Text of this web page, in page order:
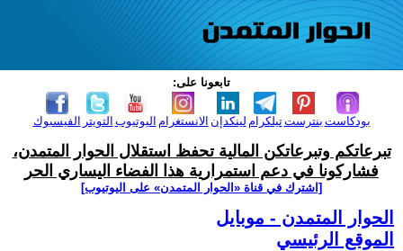
تابعونا على:
الفيسبوك التويتر اليوتيوب الانستغرام لينكدإن تيلكرامبنترست بودكاست
تبرعاتكم وتبرعاتكن المالية تحفظ استقلال الحوار المتمدن،
فشاركونا في دعم استمرارية هذا الفضاء اليساري الحر
[اشترك في قناة ‫«الحوار المتمدن» على اليوتيوب]
الحوار المتمدن - موبايل
الموقع الرئيسي